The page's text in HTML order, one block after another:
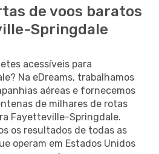
de voos baratos
Springdale
acessíveis para
Na eDreams, trabalhamos
aéreas e fornecemos
de milhares de rotas
Fayetteville-Springdale.
os resultados de todas as
operam em Estados Unidos